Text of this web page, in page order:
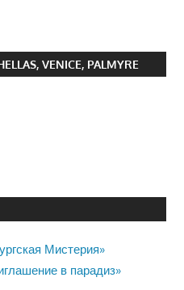
VENICE, PALMYRE
Мистерия»
в парадиз»